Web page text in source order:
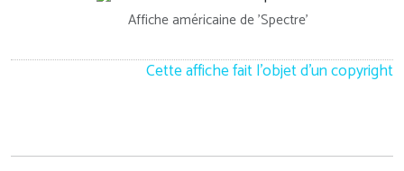
Affiche américaine de 'Spectre'
Cette affiche fait l'objet d'un copyright